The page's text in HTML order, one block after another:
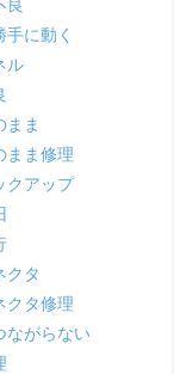
良
手に動く
ル
まま
まま修理
クアップ
クタ
クタ修理
ながらない